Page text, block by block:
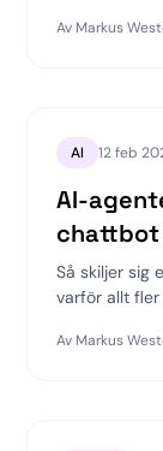
Av Markus
AI 12 feb
AI-
chattbot
Så skiljer sig
varför allt fler
Av Markus